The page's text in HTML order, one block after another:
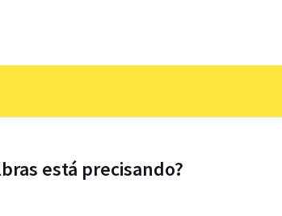
está precisando?